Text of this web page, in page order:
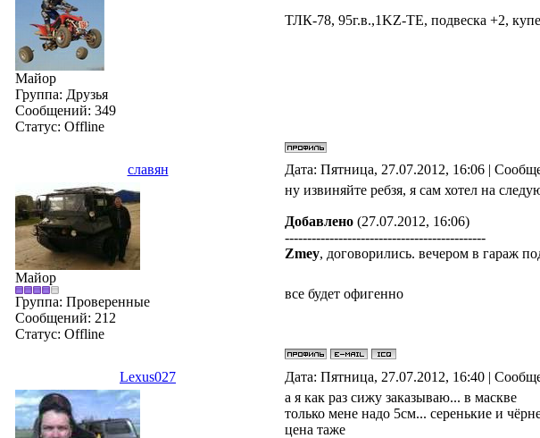
Майор
Группа: Друзья
Сообщений: 349
Статус: Offline
ТЛК-78, 95г.в.,1KZ-TE, подвеска +2,
славян Дата: Пятница, 27.07.2012, 16:06 |
Майор
Группа: Проверенные
Сообщений: 212
Статус: Offline
ну извиняйте ребзя, я сам хотел на
Добавлено (27.07.2012, 16:06)
---------------------------------------------
Zmey, договорились. вечером в гараж
все будет офигенно
Lexus027 Дата: Пятница, 27.07.2012, 16:40 |
а я как раз сижу заказываю... в маскве
только мене надо 5см... серенькие и
цена таже